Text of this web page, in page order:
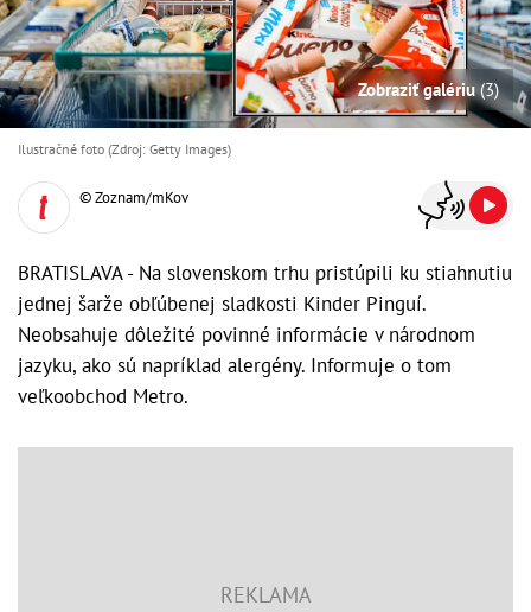
Zobraziť galériu (3)
Ilustračné foto (Zdroj: Getty Images)
© Zoznam/mKov
BRATISLAVA - Na slovenskom trhu pristúpili ku stiahnutiu
jednej šarže obľúbenej sladkosti Kinder Pinguí.
Neobsahuje dôležité povinné informácie v národnom
jazyku, ako sú napríklad alergény. Informuje o tom
veľkoobchod Metro.